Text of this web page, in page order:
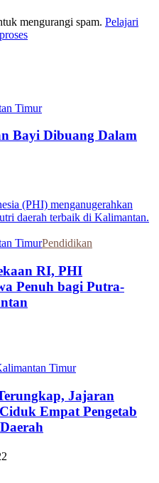
mengurangi spam. Pelajari
Timur
Bayi Dibuang Dalam
TimurPendidikan
RI, PHI
Penuh bagi Putra-
Timur
Jajaran
Empat Pengetab